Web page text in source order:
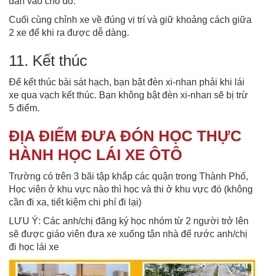
Cuối cùng chỉnh xe về đúng vị trí và giữ khoảng cách giữa
2 xe để khi ra được dễ dàng.
11. Kết thúc
Để kết thúc bài sát hạch, bạn bật đèn xi-nhan phải khi lái
xe qua vạch kết thúc. Bạn không bật đèn xi-nhan sẽ bị trừ
5 điểm.
ĐỊA ĐIỂM ĐƯA ĐÓN HỌC THỰC
HÀNH HỌC LÁI XE ÔTÔ
Trường có trên 3 bãi tập khắp các quận trong Thành Phố,
Học viên ở khu vực nào thì học và thi ở khu vực đó (không
cần đi xa, tiết kiệm chi phí đi lại)
LƯU Ý: Các anh/chị đăng ký học nhóm từ 2 người trở lên
sẽ được giáo viên đưa xe xuống tận nhà để rước anh/chị
đi học lái xe